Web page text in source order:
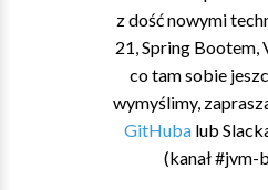
z dość nowymi
21, Spring Bootem,
co tam sobie
wymyślimy,
GitHubalub
(kanał #jvm-